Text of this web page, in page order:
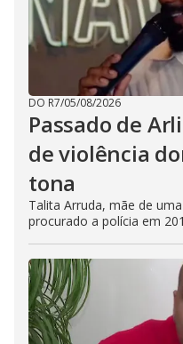
DO R7/05/08/2026
Passado de
de violência
tona
Talita Arruda, mãe de
procurado a polícia em